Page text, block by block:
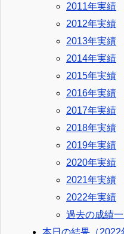
2011年実績
2012年実績
2013年実績
2014年実績
2015年実績
2016年実績
2017年実績
2018年実績
2019年実績
2020年実績
2021年実績
2022年実績
過去の成績
本日の結果（2022